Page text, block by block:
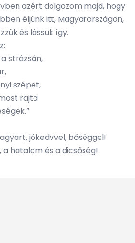
azért dolgozom majd, hogy
éljünk itt, Magyarországon,
és lássuk így.
strázsán,
szépet,
rajta
jókedvvel, bőséggel!
a hatalom és a dicsőség!